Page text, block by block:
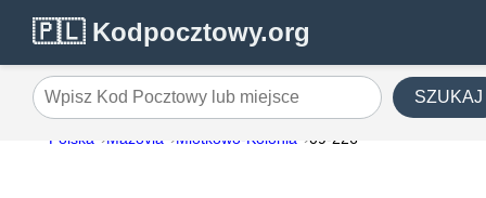
🇵🇱 Kodpocztowy.org
Wpisz Kod Pocztowy lub miejsce SZUKAJ
Polska Mazovia Młotkowo-Kolonia 09-226